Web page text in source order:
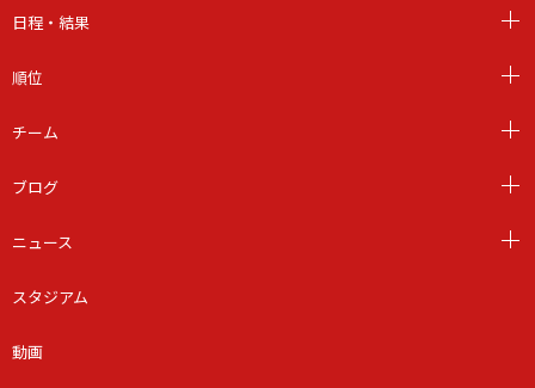
日程・結果
順位
チーム
ブログ
ニュース
スタジアム
動画